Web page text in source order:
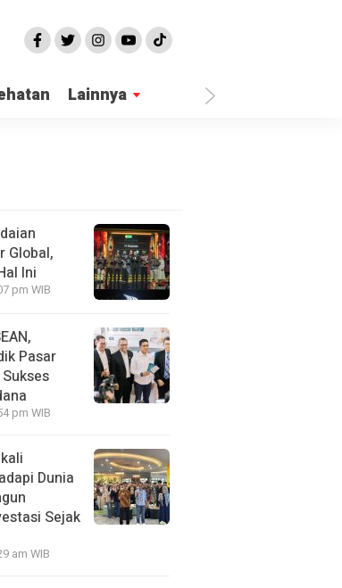
Lainnya
Global,
Ini
pm WIB
Pasar
pm WIB
Dunia
Sejak
am WIB